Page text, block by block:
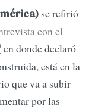
se refirió
con el
en donde declaró
está en la
que va a subir
por las